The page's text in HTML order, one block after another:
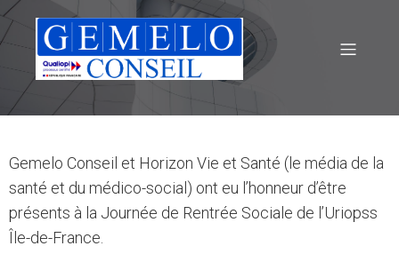
Gemelo Conseil et Horizon Vie et Santé (le média de la
santé et du médico-social) ont eu l’honneur d’être
présents à la Journée de Rentrée Sociale de l’Uriopss
Île-de-France.